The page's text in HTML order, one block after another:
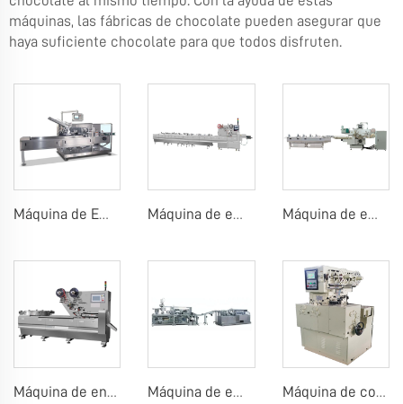
máquinas, las fábricas de chocolate pueden asegurar que
haya suficiente chocolate para que todos disfruten.
Máquina de Embalaje de Tabletas de Chocolate Máquina de embalaje en flujo para tableta de chocolate o caramelo Máquina de embalaje flow para barras de chocolate
Máquina de envasado de almohadillas de caramelos, chicle o chocolate Máquina de embalaje de blísteres de chicles Máquina de corte y envoltura para caramelos